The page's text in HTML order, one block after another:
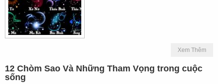
Xem Thêm
12 Chòm Sao Và Những Tham Vọng trong cuộc
sống